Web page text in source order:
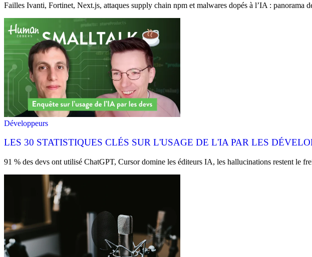
Failles Ivanti, Fortinet, Next.js, attaques supply chain npm et malwares dopés à l’IA : panorama
Développeurs
LES 30 STATISTIQUES CLÉS SUR L'USAGE DE L'IA PAR LES
91 % des devs ont utilisé ChatGPT, Cursor domine les éditeurs IA, les hallucinations restent le